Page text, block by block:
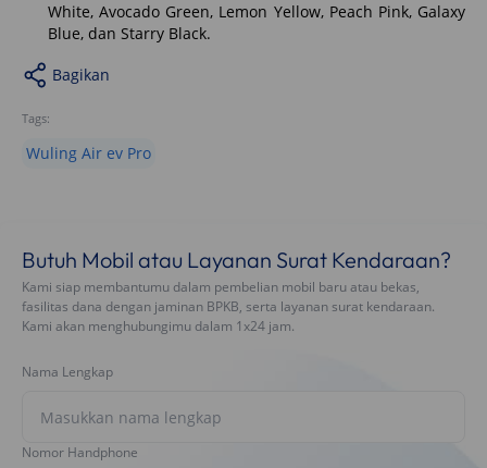
White, Avocado Green, Lemon Yellow, Peach Pink, Galaxy
Blue, dan Starry Black.
Bagikan
Tags:
Wuling Air ev Pro
Butuh Mobil atau Layanan Surat Kendaraan?
Kami siap membantumu dalam pembelian mobil baru atau bekas,
fasilitas dana dengan jaminan BPKB, serta layanan surat kendaraan.
Kami akan menghubungimu dalam 1x24 jam.
Nama Lengkap
Nomor Handphone